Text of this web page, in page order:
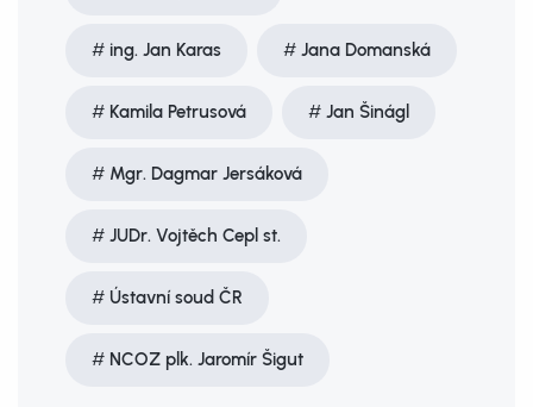
ing. Jan Karas Jana Domanská
Kamila Petrusová Jan Šinágl
Mgr. Dagmar Jersáková
JUDr. Vojtěch Cepl st.
Ústavní soud ČR
NCOZ plk. Jaromír Šigut